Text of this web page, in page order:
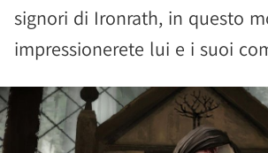
signori di Ironrath, in questo
impressionerete lui e i suoi